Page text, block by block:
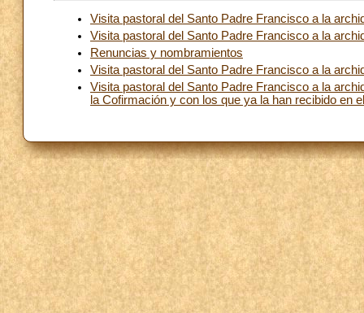
Visita pastoral del Santo Padre Francisco a la
Visita pastoral del Santo Padre Francisco a la
Renuncias y nombramientos
Visita pastoral del Santo Padre Francisco a la
Visita pastoral del Santo Padre Francisco a la
la Cofirmación y con los que ya la han recibido en